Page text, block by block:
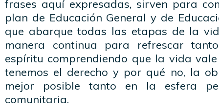
frases aquí expresadas, sirven para
plan de Educación General y de
que abarque todas las etapas de la
manera continua para refrescar
espíritu comprendiendo que la vida
tenemos el derecho y por qué no, la
mejor posible tanto en la esfera
comunitaria.